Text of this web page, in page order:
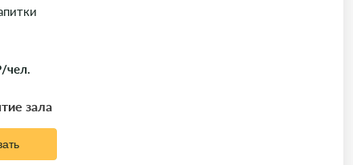
чел.
зала